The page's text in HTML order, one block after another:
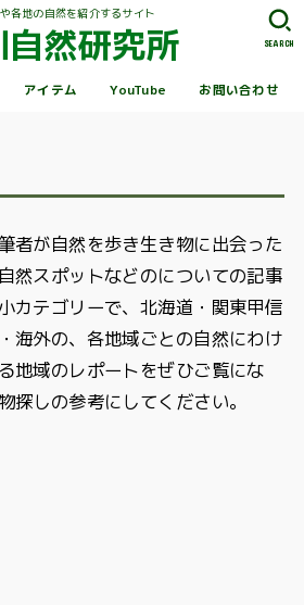
各地の自然を紹介するサイト
自然研究所
アイテム YouTube お問い合わせ
SEARCH
者が自然を歩き生き物に出会った
然スポットなどのについての記事
カテゴリーで、北海道・関東甲信
海外の、各地域ごとの自然にわけ
地域のレポートをぜひご覧にな
探しの参考にしてください。